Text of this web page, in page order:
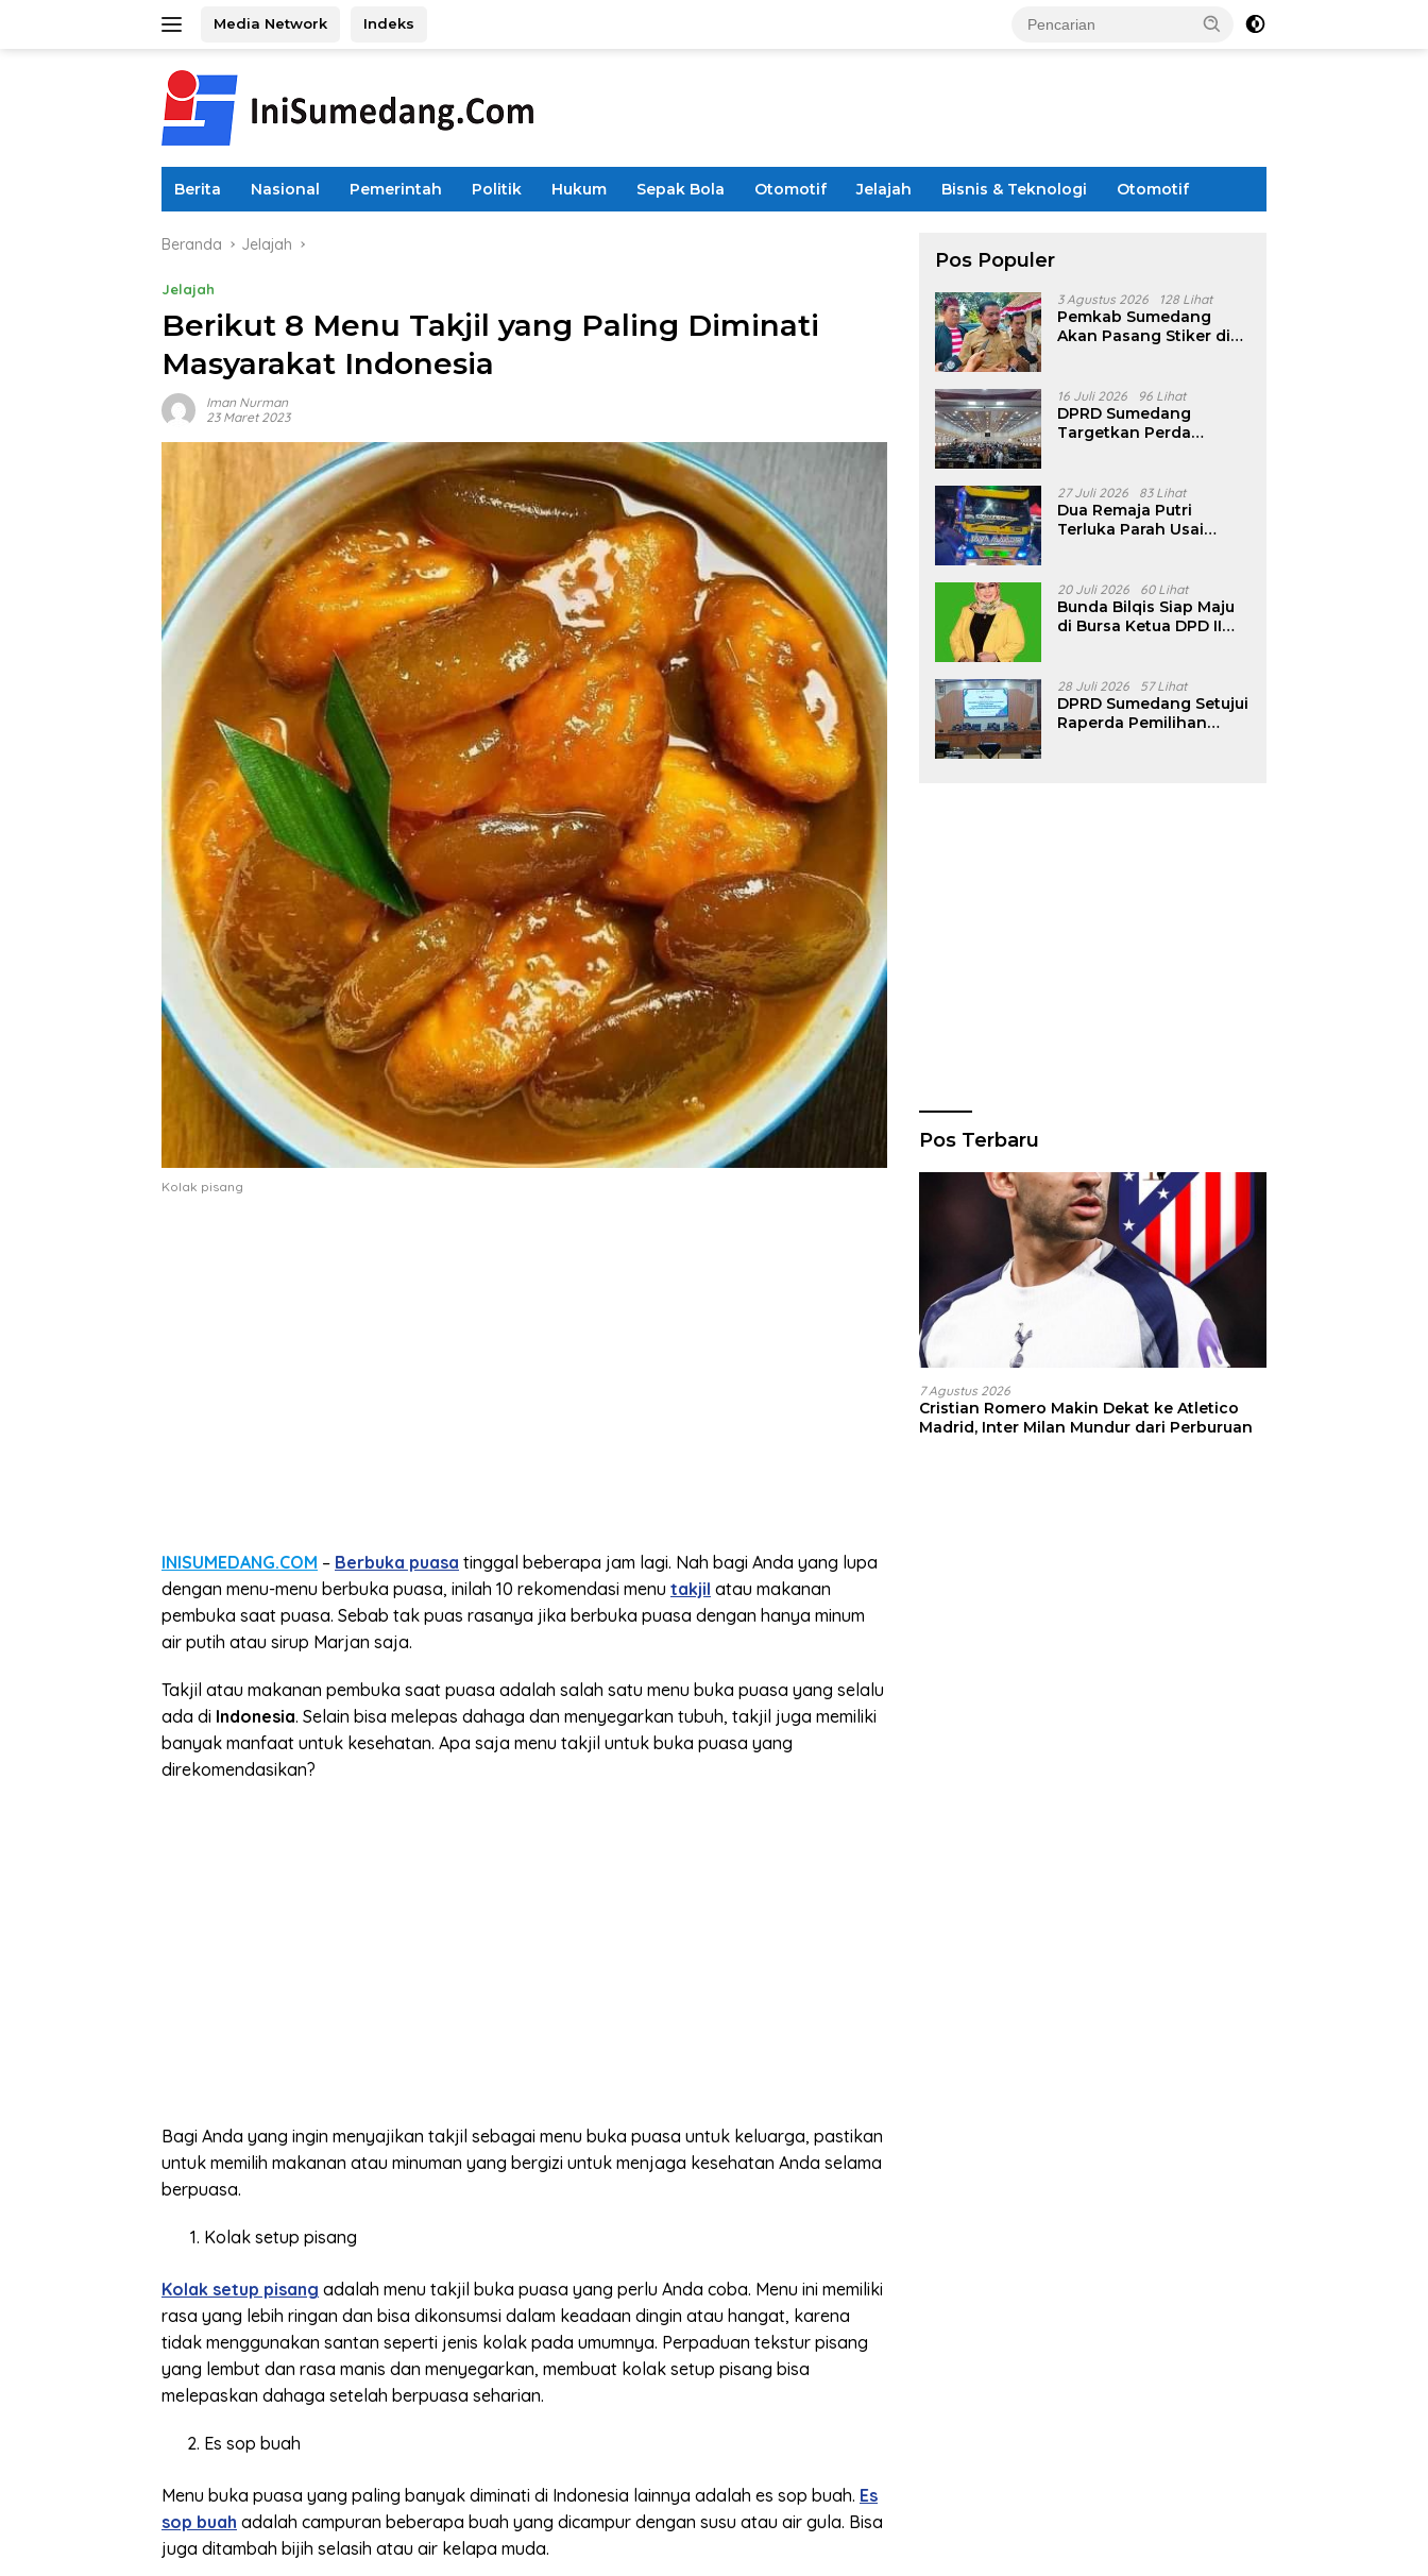
Media Network Indeks
Berita Nasional Pemerintah Politik Hukum Sepak Bola Otomotif Jelajah Bisnis & Teknologi Otomotif
Beranda Jelajah
Jelajah
Berikut 8 Menu Takjil yang Paling Diminati
Masyarakat Indonesia
Iman Nurman
23 Maret 2023
Kolak pisang
INISUMEDANG.COM – Berbuka puasa tinggal beberapa jam lagi. Nah bagi Anda yang lupa
dengan menu-menu berbuka puasa, inilah 10 rekomendasi menu takjil atau makanan
pembuka saat puasa. Sebab tak puas rasanya jika berbuka puasa dengan hanya minum
air putih atau sirup Marjan saja.
Takjil atau makanan pembuka saat puasa adalah salah satu menu buka puasa yang selalu
ada di Indonesia. Selain bisa melepas dahaga dan menyegarkan tubuh, takjil juga memiliki
banyak manfaat untuk kesehatan. Apa saja menu takjil untuk buka puasa yang
direkomendasikan?
Bagi Anda yang ingin menyajikan takjil sebagai menu buka puasa untuk keluarga, pastikan
untuk memilih makanan atau minuman yang bergizi untuk menjaga kesehatan Anda selama
berpuasa.
Kolak setup pisang
Kolak setup pisang adalah menu takjil buka puasa yang perlu Anda coba. Menu ini memiliki
rasa yang lebih ringan dan bisa dikonsumsi dalam keadaan dingin atau hangat, karena
tidak menggunakan santan seperti jenis kolak pada umumnya. Perpaduan tekstur pisang
yang lembut dan rasa manis dan menyegarkan, membuat kolak setup pisang bisa
melepaskan dahaga setelah berpuasa seharian.
Es sop buah
Menu buka puasa yang paling banyak diminati di Indonesia lainnya adalah es sop buah. Es
sop buah adalah campuran beberapa buah yang dicampur dengan susu atau air gula. Bisa
juga ditambah bijih selasih atau air kelapa muda.
Pos Populer
3 Agustus 2026 128 Lihat
Pemkab Sumedang
Akan Pasang Stiker di
16 Juli 2026 96 Lihat
DPRD Sumedang
Targetkan Perda
Pencalonan Diperjelas
27 Juli 2026 83 Lihat
Dua Remaja Putri
Terluka Parah Usai
Tanjungsari Sumedang
20 Juli 2026 60 Lihat
Bunda Bilqis Siap Maju
di Bursa Ketua DPD II
28 Juli 2026 57 Lihat
DPRD Sumedang Setujui
Raperda Pemilihan
Pos Terbaru
7 Agustus 2026
Cristian Romero Makin Dekat ke Atletico
Madrid, Inter Milan Mundur dari Perburuan